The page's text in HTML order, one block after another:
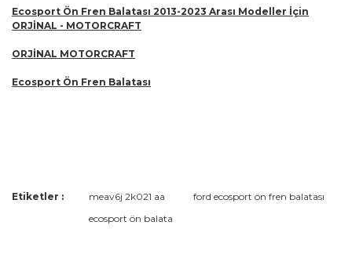
Ecosport Ön Fren Balatası 2013-2023 Arası Modeller İçin
ORJİNAL - MOTORCRAFT
ORJİNAL MOTORCRAFT
Ecosport Ön Fren Balatası
Bu ürüne ilk yorumu siz yapın!
Bu ürünün fiyat bilgisi, resim, ürün açıklamalarında ve diğer
kullanarak tarafımıza iletebilirsiniz.
Etiketler : meav6j 2k021 aa
ford ecosport ön fren balatası
ecosport ön balata